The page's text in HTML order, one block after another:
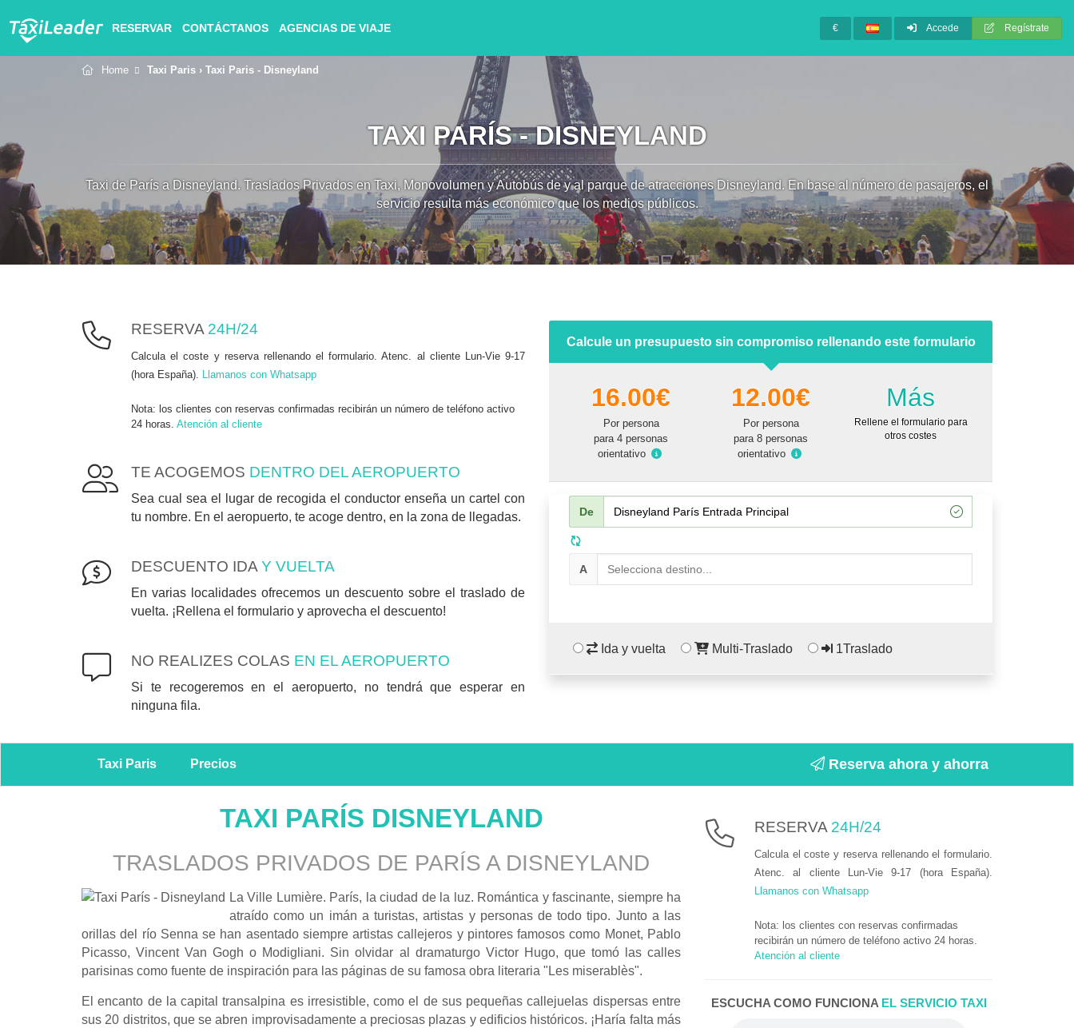
RESERVAR CONTÁCTANOS AGENCIAS DE VIAJE € Accede Regístrate
Home Taxi Paris › Taxi Paris - Disneyland
TAXI PARÍS - DISNEYLAND
Taxi de París a Disneyland. Traslados Privados en Taxi, Monovolumen y Autobús de y al parque de atracciones Disneyland. En base al número de pasajeros, el
servicio resulta más económico que los medios públicos.
Calcule un presupuesto sin compromiso rellenando este formulario
16.00€
Por persona
para 4 personas
orientativo
12.00€
Por persona
para 8 personas
orientativo
Más
Rellene el formulario para
otros costes
De
A
Ida y vuelta Multi-Traslado 1Traslado
RESERVA 24H/24
Calcula el coste y reserva rellenando el formulario. Atenc. al cliente Lun-Vie 9-17
(hora España). Llamanos con Whatsapp
Nota: los clientes con reservas confirmadas recibirán un número de teléfono activo
24 horas. Atención al cliente
TE ACOGEMOS DENTRO DEL AEROPUERTO
Sea cual sea el lugar de recogida el conductor enseña un cartel con
tu nombre. En el aeropuerto, te acoge dentro, en la zona de llegadas.
DESCUENTO IDA Y VUELTA
En varias localidades ofrecemos un descuento sobre el traslado de
vuelta. ¡Rellena el formulario y aprovecha el descuento!
NO REALIZES COLAS EN EL AEROPUERTO
Si te recogeremos en el aeropuerto, no tendrá que esperar en
ninguna fila.
Taxi Paris Precios Reserva ahora y ahorra
TAXI PARÍS DISNEYLAND
TRASLADOS PRIVADOS DE PARÍS A DISNEYLAND
La Ville Lumière. París, la ciudad de la luz. Romántica y fascinante, siempre ha
atraído como un imán a turistas, artistas y personas de todo tipo. Junto a las
orillas del río Senna se han asentado siempre artistas callejeros y pintores famosos como Monet, Pablo
Picasso, Vincent Van Gogh o Modigliani. Sin olvidar al dramaturgo Victor Hugo, que tomó las calles
parisinas como fuente de inspiración para las páginas de su famosa obra literaria "Les miserablès".
El encanto de la capital transalpina es irresistible, como el de sus pequeñas callejuelas dispersas entre
sus 20 distritos, que se abren improvisadamente a preciosas plazas y edificios históricos. ¡Haría falta más
RESERVA 24H/24
Calcula el coste y reserva rellenando el formulario.
Atenc. al cliente Lun-Vie 9-17 (hora España).
Llamanos con Whatsapp
Nota: los clientes con reservas confirmadas
recibirán un número de teléfono activo 24 horas.
Atención al cliente
ESCUCHA COMO FUNCIONAEL SERVICIO TAXI